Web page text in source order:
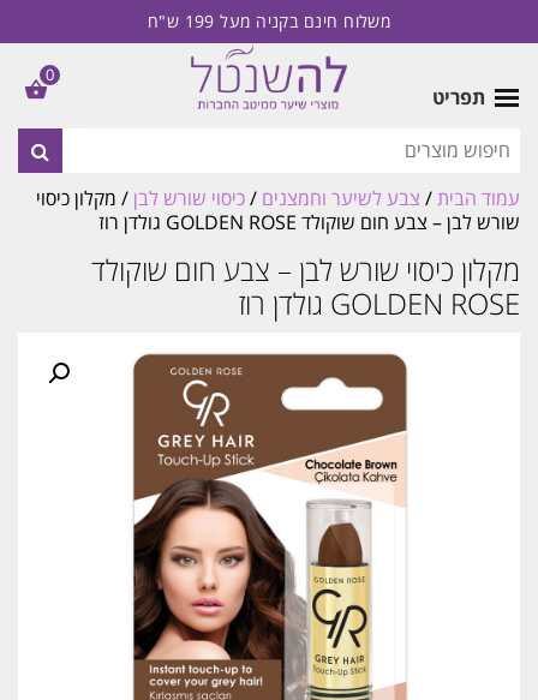
משלוח חינם בקניה מעל 199 ש"ח
תפריט
עמוד הבית/ צבע לשיער וחמצנים /כיסוי שורש לבן/ מקלון כיסוי
שורש לבן – צבע חום שוקולד GOLDEN ROSE גולדן רוז
מקלון כיסוי שורש לבן – צבע חום שוקולד
GOLDEN ROSE גולדן רוז
0